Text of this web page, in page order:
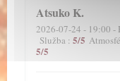
AtsukoK
2026-07-24 - 19:00 -
Služba : 5/5
5/5